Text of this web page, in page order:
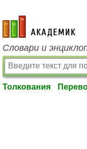
academic.ru
Словари и
Толкования